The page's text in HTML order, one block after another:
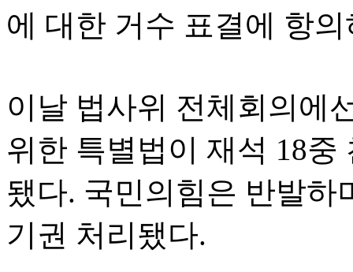
에 대한 거수 표결에 항
이날 법사위 전체회의에
위한 특별법이 재석 18중
됐다. 국민의힘은 반발하
기권 처리됐다.